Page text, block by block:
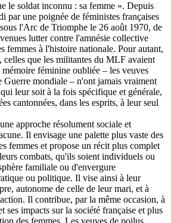
le soldat inconnu : sa femme ». Depuis
par une poignée de féministes françaises
l'Arc de Triomphe le 26 août 1970, de
lutter contre l'amnésie collective
femmes à l'histoire nationale. Pour autant,
celles que les militantes du MLF avaient
féminine oubliée – les veuves
Guerre mondiale – n'ont jamais vraiment
leur soit à la fois spécifique et générale,
cantonnées, dans les esprits, à leur seul
approche résolument sociale et
Il envisage une palette plus vaste des
femmes et propose un récit plus complet
combats, qu'ils soient individuels ou
familiale ou d'envergure
ou politique. Il vise ainsi à leur
autonome de celle de leur mari, et à
Il contribue, par la même occasion, à
ses impacts sur la société française et plus